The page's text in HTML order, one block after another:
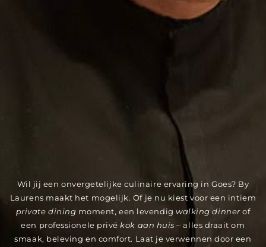
Wil jij een onvergetelijke culinaire ervaring in Goes? By
Laurens maakt het mogelijk. Of je nu kiest voor een intiem
private dining moment, een levendigwalking dinnerof
een professionele privé kok aan huis – alles draait om
smaak, beleving en comfort. Laat je verwennen door een